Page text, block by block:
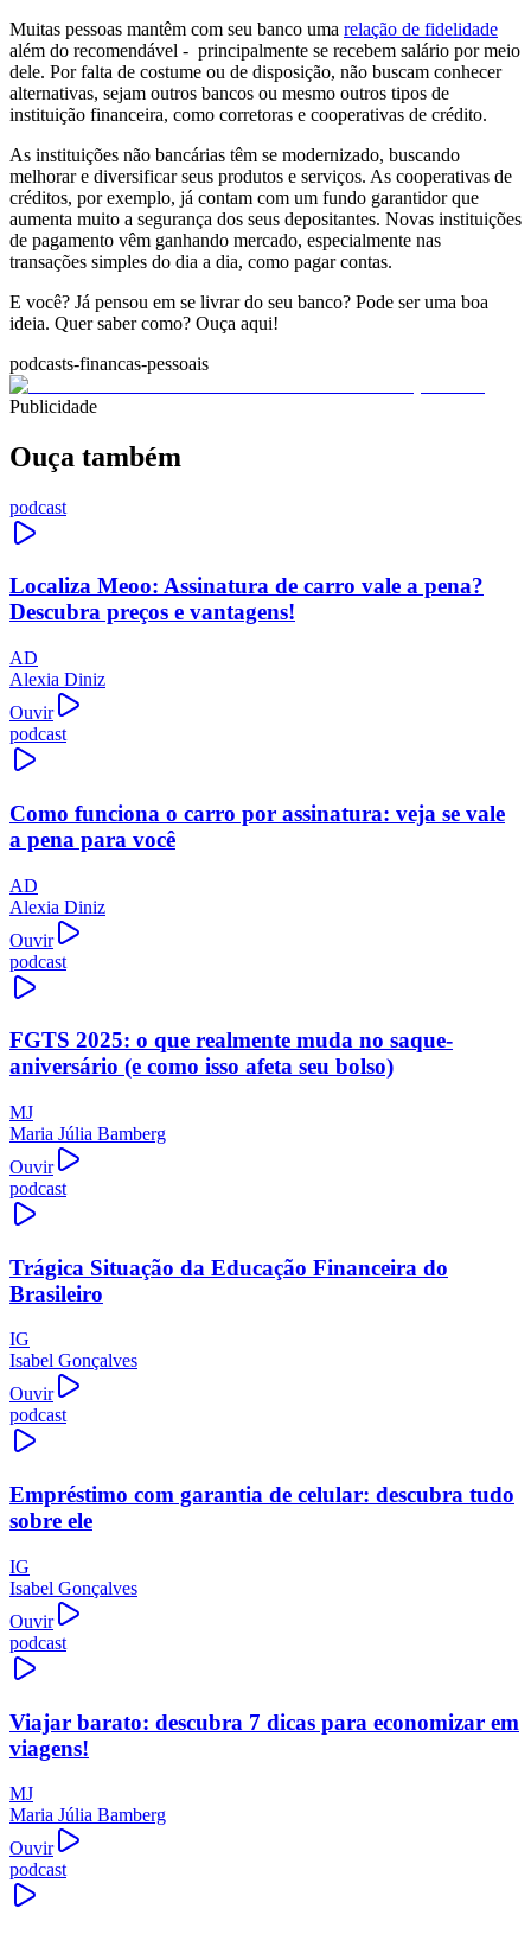
Muitas pessoas mantêm com seu banco uma relação de fidelidade
além do recomendável - principalmente se recebem salário por meio
dele. Por falta de costume ou de disposição, não buscam conhecer
alternativas, sejam outros bancos ou mesmo outros tipos de
instituição financeira, como corretoras e cooperativas de crédito.
As instituições não bancárias têm se modernizado, buscando
melhorar e diversificar seus produtos e serviços. As cooperativas de
créditos, por exemplo, já contam com um fundo garantidor que
aumenta muito a segurança dos seus depositantes. Novas instituições
de pagamento vêm ganhando mercado, especialmente nas
transações simples do dia a dia, como pagar contas.
E você? Já pensou em se livrar do seu banco? Pode ser uma boa
ideia. Quer saber como? Ouça aqui!
podcasts-financas-pessoais
Publicidade
Ouça também
podcast
Localiza Meoo: Assinatura de carro vale a pena?
Descubra preços e vantagens!
AD
Alexia Diniz
Ouvir
podcast
Como funciona o carro por assinatura: veja se vale
a pena para você
AD
Alexia Diniz
Ouvir
podcast
FGTS 2025: o que realmente muda no saque-
aniversário (e como isso afeta seu bolso)
MJ
Maria Júlia Bamberg
Ouvir
podcast
Trágica Situação da Educação Financeira do
Brasileiro
IG
Isabel Gonçalves
Ouvir
podcast
Empréstimo com garantia de celular: descubra tudo
sobre ele
IG
Isabel Gonçalves
Ouvir
podcast
Viajar barato: descubra 7 dicas para economizar em
viagens!
MJ
Maria Júlia Bamberg
Ouvir
podcast